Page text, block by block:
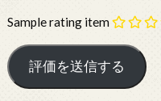
Sample rating item